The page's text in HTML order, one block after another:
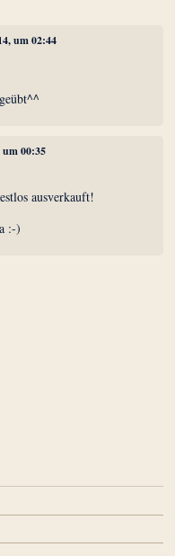
um 02:44
um 00:35
ausverkauft!
:-)